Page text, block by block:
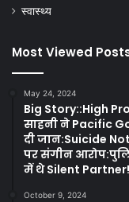
स्वास्थ्य
Most Viewed
May 24, 2024
Big Story::High
साहनी ने Pacific
दी जान:Suicide
पर संगीन
में थे Silent Partner!
October 9, 2024